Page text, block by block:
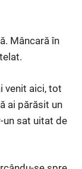
Mâncară în
venit aici, tot
ai părăsit un
un sat uitat de